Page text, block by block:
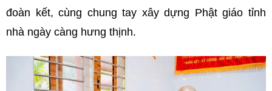
đoàn kết, cùng chung tay xây dựng Phật giáo tỉnh
nhà ngày càng hưng thịnh.